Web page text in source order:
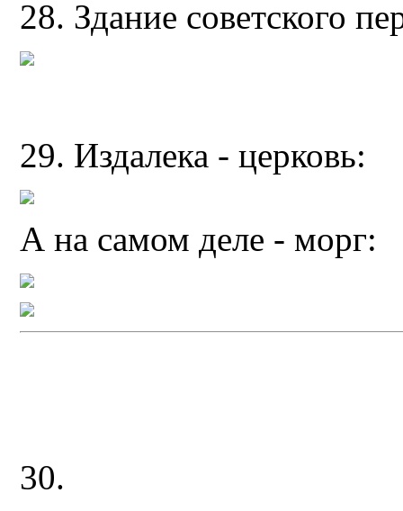
28. Здание советского
29. Издалека - церковь:
А на самом деле - морг:
30.